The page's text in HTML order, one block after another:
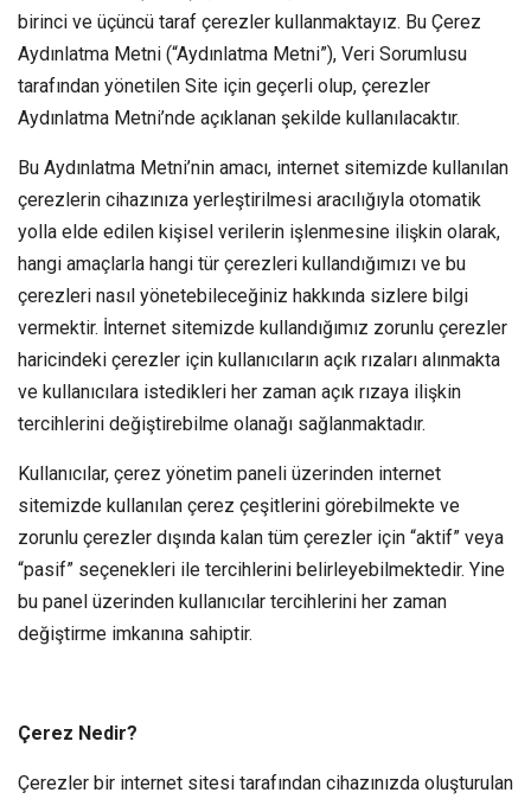
birinci ve üçüncü taraf çerezler kullanmaktayız. Bu Çerez
Aydınlatma Metni (“Aydınlatma Metni”), Veri Sorumlusu
tarafından yönetilen Site için geçerli olup, çerezler
Aydınlatma Metni’nde açıklanan şekilde kullanılacaktır.
Bu Aydınlatma Metni’nin amacı, internet sitemizde kullanılan
çerezlerin cihazınıza yerleştirilmesi aracılığıyla otomatik
yolla elde edilen kişisel verilerin işlenmesine ilişkin olarak,
hangi amaçlarla hangi tür çerezleri kullandığımızı ve bu
çerezleri nasıl yönetebileceğiniz hakkında sizlere bilgi
vermektir. İnternet sitemizde kullandığımız zorunlu çerezler
haricindeki çerezler için kullanıcıların açık rızaları alınmakta
ve kullanıcılara istedikleri her zaman açık rızaya ilişkin
tercihlerini değiştirebilme olanağı sağlanmaktadır.
Kullanıcılar, çerez yönetim paneli üzerinden internet
sitemizde kullanılan çerez çeşitlerini görebilmekte ve
zorunlu çerezler dışında kalan tüm çerezler için “aktif” veya
“pasif” seçenekleri ile tercihlerini belirleyebilmektedir. Yine
bu panel üzerinden kullanıcılar tercihlerini her zaman
değiştirme imkanına sahiptir.
Çerez Nedir?
Çerezler bir internet sitesi tarafından cihazınızda oluşturulan